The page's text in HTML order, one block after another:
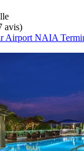
avis)
Airport NAIA